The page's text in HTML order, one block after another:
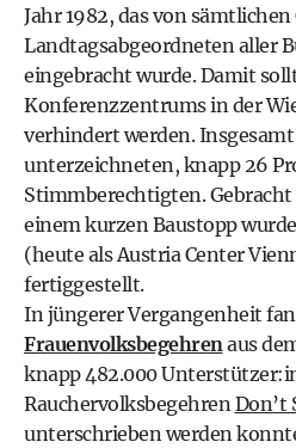
Jahr 1982, das von sämtlichen
Landtagsabgeordneten aller
eingebracht wurde. Damit
Konferenzzentrums in der
verhindert werden. Insgesamt
unterzeichneten, knapp 26
Stimmberechtigten. Gebracht
einem kurzen Baustopp
(heute als Austria Center
fertiggestellt.
In jüngerer Vergangenheit
Frauenvolksbegehrenaus
knapp 482.000
RauchervolksbegehrenDon’t
unterschrieben werden